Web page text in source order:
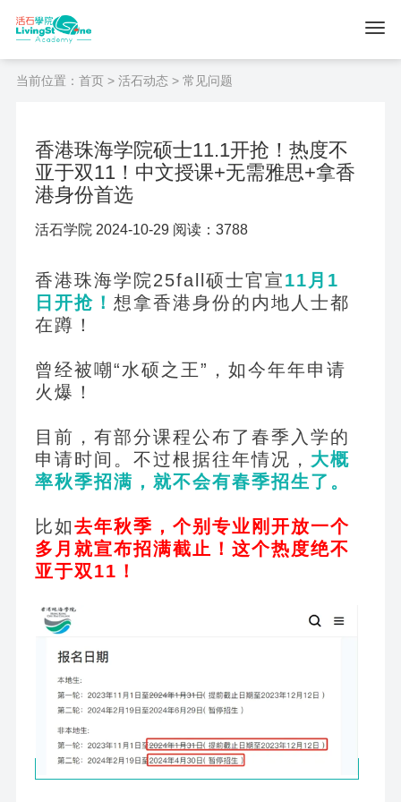
当前位置： 首页> 活石动态> 常见问题
香港珠海学院硕士11.1开抢！热度不
亚于双11！中文授课+无需雅思+拿香
港身份首选
活石学院 2024-10-29 阅读：3788
香港珠海学院25fall硕士官宣11 月1
日开抢！ 想拿香港身份的内地人士都
在蹲！
曾经被嘲“水硕之王”，如今年年申请
火爆！
目前，有部分课程公布了春季入学的
申请时间。不过根据往年情况， 大概
率秋季招满，就不会有春季招生了。
比如去年秋季，个别专业刚开放一个
多月就宣布招满截止！这个热度绝不
亚于双11！